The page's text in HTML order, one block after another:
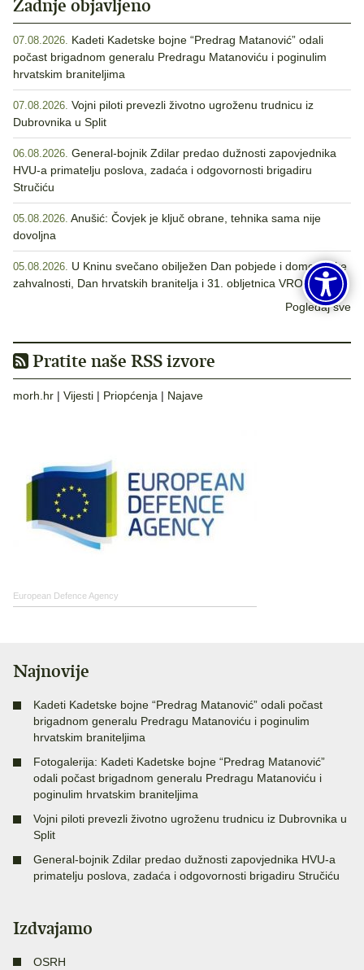
Zadnje objavljeno
07.08.2026. Kadeti Kadetske bojne “Predrag Matanović” odali
počast brigadnom generalu Predragu Matanoviću i poginulim
hrvatskim braniteljima
07.08.2026. Vojni piloti prevezli životno ugroženu trudnicu iz
Dubrovnika u Split
06.08.2026. General-bojnik Zdilar predao dužnosti zapovjednika
HVU-a primatelju poslova, zadaća i odgovornosti brigadiru
Stručiću
05.08.2026. Anušić: Čovjek je ključ obrane, tehnika sama nije
dovoljna
05.08.2026. U Kninu svečano obilježen Dan pobjede i domovinske
zahvalnosti, Dan hrvatskih branitelja i 31. obljetnica VRO Oluja
Pogledaj sve
Pratite naše RSS izvore
morh.hr | Vijesti | Priopćenja | Najave
European Defence Agency
Najnovije
Kadeti Kadetske bojne “Predrag Matanović” odali počast
brigadnom generalu Predragu Matanoviću i poginulim
hrvatskim braniteljima
Fotogalerija: Kadeti Kadetske bojne “Predrag Matanović”
odali počast brigadnom generalu Predragu Matanoviću i
poginulim hrvatskim braniteljima
Vojni piloti prevezli životno ugroženu trudnicu iz Dubrovnika u
Split
General-bojnik Zdilar predao dužnosti zapovjednika HVU-a
primatelju poslova, zadaća i odgovornosti brigadiru Stručiću
Izdvajamo
OSRH